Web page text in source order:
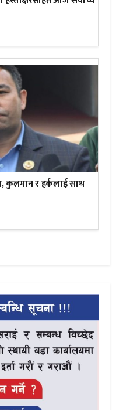
कुलमान र हर्कलाई साथ